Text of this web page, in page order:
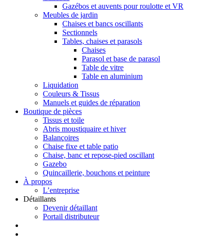
Gazébos et auvents pour roulotte et VR
Meubles de jardin
Chaises et bancs oscillants
Sectionnels
Tables, chaises et parasols
Chaises
Parasol et base de parasol
Table de vitre
Table en aluminium
Liquidation
Couleurs & Tissus
Manuels et guides de réparation
Boutique de pièces
Tissus et toile
Abris moustiquaire et hiver
Balançoires
Chaise fixe et table patio
Chaise, banc et repose-pied oscillant
Gazebo
Quincaillerie, bouchons et peinture
À propos
L’entreprise
Détaillants
Devenir détaillant
Portail distributeur